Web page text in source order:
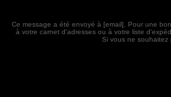
Ce message a été envoyé à [email]. Pour une
à votre carnet d'adresses ou à votre liste
Si vous ne souhaitez